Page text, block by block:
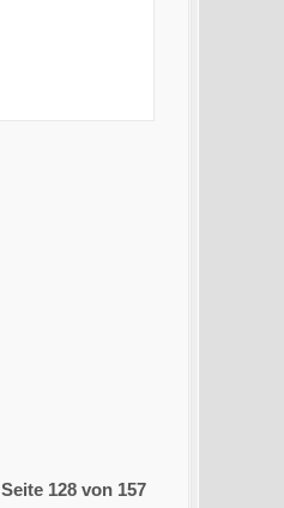
Seite 128 von 157